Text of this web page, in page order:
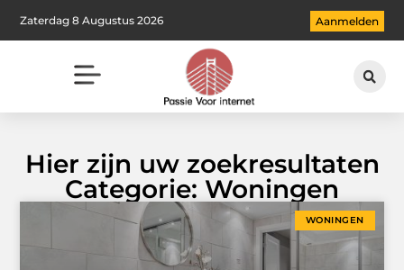
Zaterdag 8 Augustus 2026 Aanmelden
Hier zijn uw zoekresultaten
Categorie: Woningen
WONINGEN